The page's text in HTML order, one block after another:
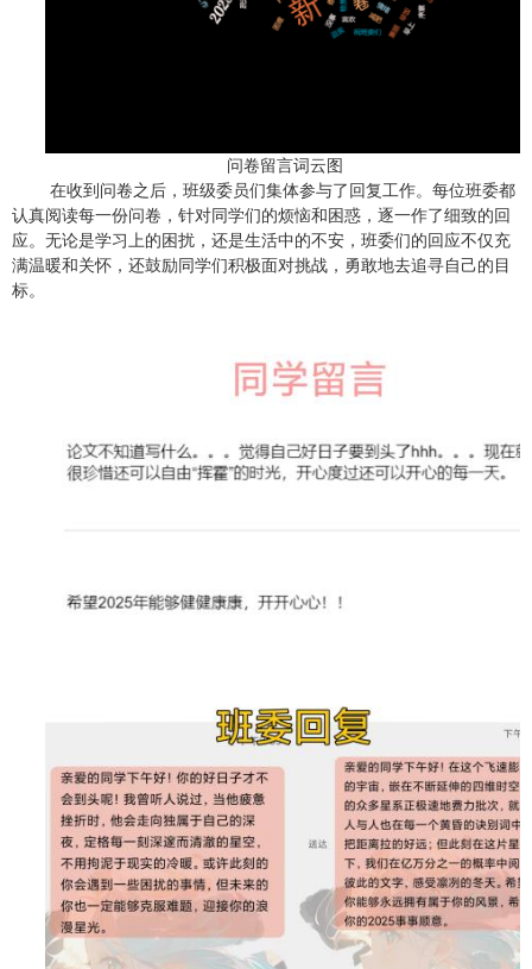
问卷留言词云图
在收到问卷之后，班级委员们集体参与了回复工作。每位班委都
认真阅读每一份问卷，针对同学们的烦恼和困惑，逐一作了细致的回
应。无论是学习上的困扰，还是生活中的不安，班委们的回应不仅充
满温暖和关怀，还鼓励同学们积极面对挑战，勇敢地去追寻自己的目
标。